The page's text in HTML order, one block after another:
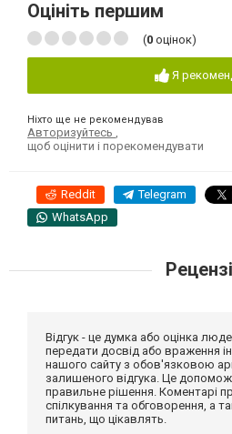
Оцініть першим
(0 оцінок)
Я
Ніхто ще не рекомендував
Авторизуйтесь ,
щоб оцінити і порекомендувати
Reddit Telegram
WhatsApp
Відгук - це думка або оцінка
передати досвід або враження
нашого сайту з обов'язковою
залишеного відгука. Це
правильне рішення. Коментарі
спілкування та обговорення, а
питань, що цікавлять.